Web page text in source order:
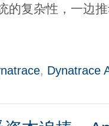
的复杂性，一边
, Dynatrace